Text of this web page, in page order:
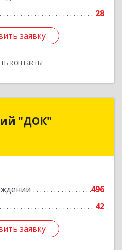
28
заявку
контакты
заявку
"ДОК"
496
42
заявку
компаний "ДОК"
Киров г, Горького ул,
заявку